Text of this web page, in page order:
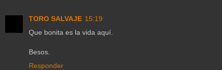
TORO SALVAJE 15:19
Que bonita es la vida aquí.
Besos.
Responder